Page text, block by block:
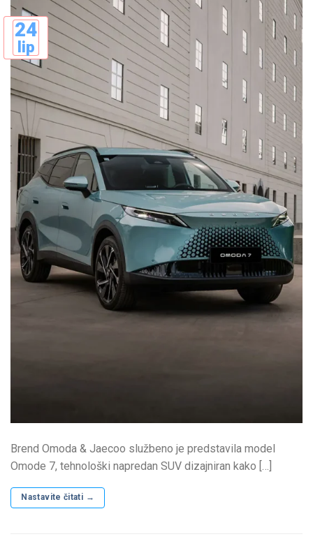
24
lip
Brend Omoda & Jaecoo službeno je predstavila model
Omode 7, tehnološki napredan SUV dizajniran kako […]
Nastavite čitati →